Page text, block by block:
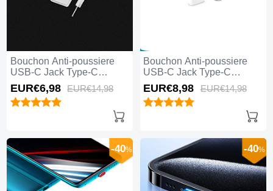
Bouchon Anti-poussiere
USB-C Jack Type-C
Universel H04 pour Apple
iPhone 15 Plus Blanc
EUR€6,98 EUR€14,98
Bouchon Anti-poussiere
USB-C Jack Type-C
Universel H03 pour Apple
iPhone 15 Plus Argent
EUR€8,98 EUR€14,98
-40% -40%